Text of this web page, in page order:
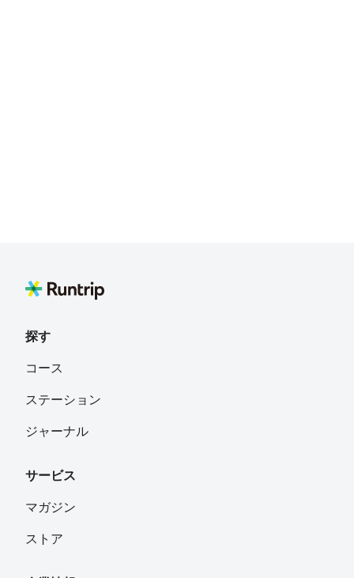
探す
コース
ステーション
ジャーナル
サービス
マガジン
ストア